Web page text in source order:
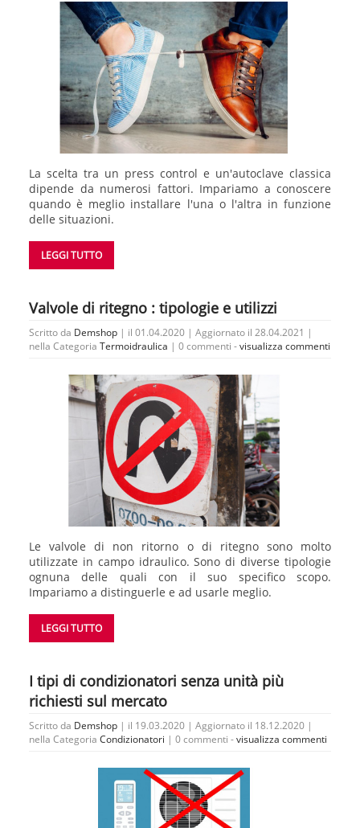
La scelta tra un press control e un'autoclave classica
dipende da numerosi fattori. Impariamo a conoscere
quando è meglio installare l'una o l'altra in funzione
delle situazioni.
LEGGI TUTTO
Valvole di ritegno : tipologie e utilizzi
Scritto da Demshop | il 01.04.2020 | Aggiornato il 28.04.2021 |
nella Categoria Termoidraulica | 0 commenti -visualizza commenti
Le valvole di non ritorno o di ritegno sono molto
utilizzate in campo idraulico. Sono di diverse tipologie
ognuna delle quali con il suo specifico scopo.
Impariamo a distinguerle e ad usarle meglio.
LEGGI TUTTO
I tipi di condizionatori senza unità più
richiesti sul mercato
Scritto da Demshop | il 19.03.2020 | Aggiornato il 18.12.2020 |
nella Categoria Condizionatori | 0 commenti -visualizza commenti